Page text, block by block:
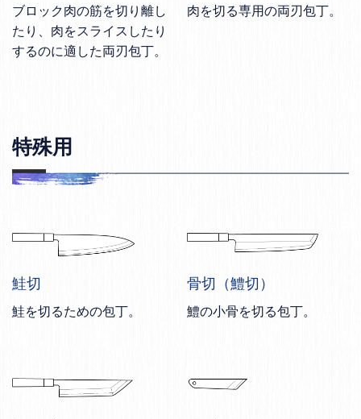
ブロック肉の筋を切り離し
たり、肉をスライスしたり
するのに適した両刃包丁。
肉を切る専用の両刃包丁。
特殊用
鮭切
鮭を切るための包丁。
骨切（鱧切）
鱧の小骨を切る包丁。